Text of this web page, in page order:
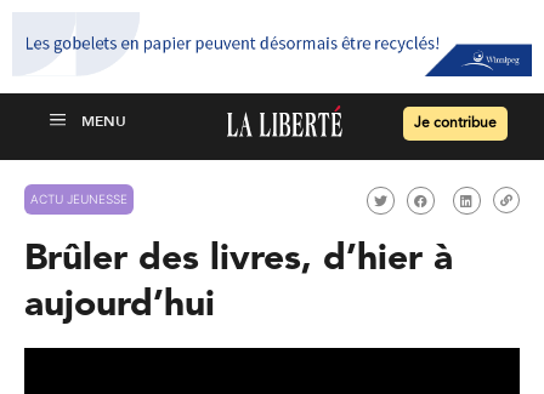
Je contribue
ACTU JEUNESSE
Brûler des livres, d’hier à
aujourd’hui